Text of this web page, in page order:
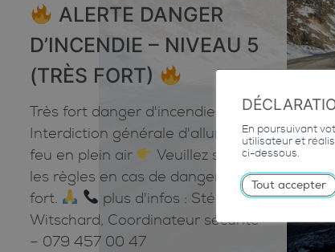
ALERTE DANGER
D’INCENDIE – NIVEAU 5
(TRÈS FORT)
Très fort danger d'incendie
Interdiction générale d'allumer du
feu en plein air
Veuillez suivre
les règles en cas de danger très
fort.
plus d'infos : Stéphane
Witschard, Coordinateur sécurité
– 079 457 00 47
En poursuivant
utilisateur et
ci-dessous.
Tout accepter